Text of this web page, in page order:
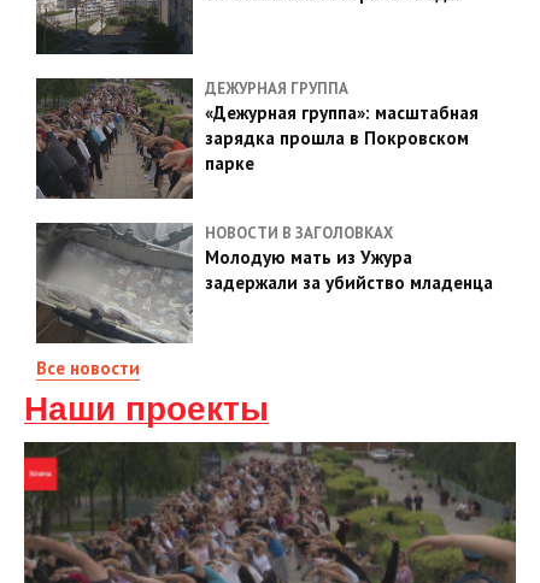
ДЕЖУРНАЯ ГРУППА
«Дежурная группа»: масштабная
зарядка прошла в Покровском
парке
НОВОСТИ В ЗАГОЛОВКАХ
Молодую мать из Ужура
задержали за убийство младенца
Все новости
Наши проекты